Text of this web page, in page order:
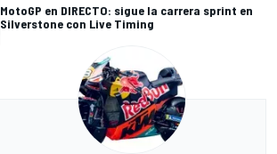
MotoGP en DIRECTO: sigue la carrera sprint en
Silverstone con Live Timing